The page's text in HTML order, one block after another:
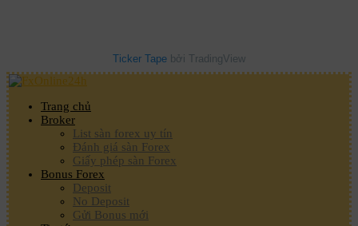
Ticker Tape bởi TradingView
Trang chủ
Broker
List sàn forex uy tín
Đánh giá sàn Forex
Giấy phép sàn Forex
Bonus Forex
Deposit
No Deposit
Gửi Bonus mới